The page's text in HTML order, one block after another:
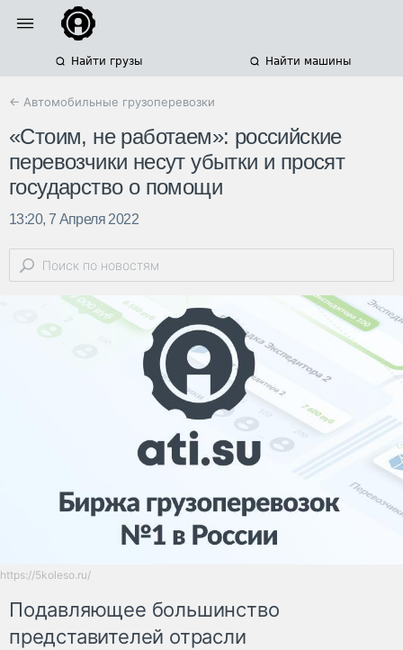
Найти грузы Найти машины
← Автомобильные грузоперевозки
«Стоим, не работаем»: российские
перевозчики несут убытки и просят
государство о помощи
13:20, 7 Апреля 2022
https://5koleso.ru/
Подавляющее большинство
представителей отрасли